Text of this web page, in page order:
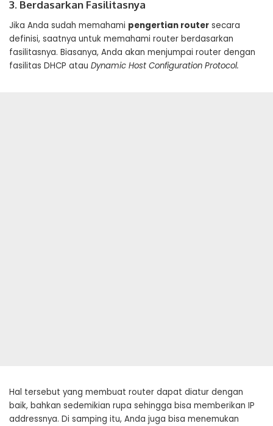
3. Berdasarkan Fasilitasnya
Jika Anda sudah memahami pengertian router secara
definisi, saatnya untuk memahami router berdasarkan
fasilitasnya. Biasanya, Anda akan menjumpai router dengan
fasilitas DHCP atau Dynamic Host Configuration Protocol.
Hal tersebut yang membuat router dapat diatur dengan
baik, bahkan sedemikian rupa sehingga bisa memberikan IP
addressnya. Di samping itu, Anda juga bisa menemukan